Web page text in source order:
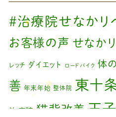
#治療院せなかリ
お客様の声 せなか
レッチ ダイエット ロードバイク 体
善 年末年始 整体院 東十
治療院 猫背改善 王子